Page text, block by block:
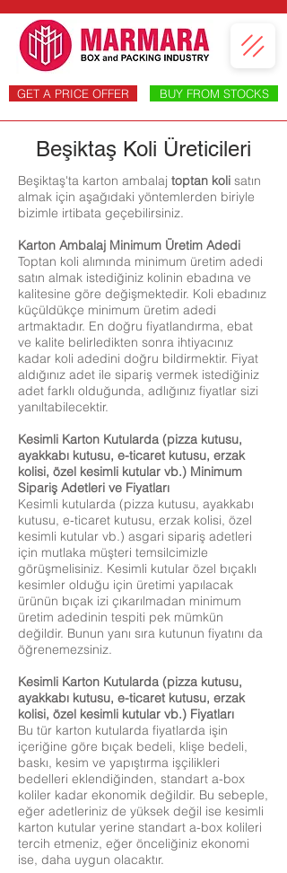
GET A PRICE OFFER BUY FROM STOCKS
Beşiktaş Koli Üreticileri
Beşiktaş'ta karton ambalaj toptan koli satın
almak için aşağıdaki yöntemlerden biriyle
bizimle irtibata geçebilirsiniz.
Karton Ambalaj Minimum Üretim Adedi
Toptan koli alımında minimum üretim adedi
satın almak istediğiniz kolinin ebadına ve
kalitesine göre değişmektedir. Koli ebadınız
küçüldükçe minimum üretim adedi
artmaktadır. En doğru fiyatlandırma, ebat
ve kalite belirledikten sonra ihtiyacınız
kadar koli adedini doğru bildirmektir. Fiyat
aldığınız adet ile sipariş vermek istediğiniz
adet farklı olduğunda, adlığınız fiyatlar sizi
yanıltabilecektir.
Kesimli Karton Kutularda (pizza kutusu,
ayakkabı kutusu, e-ticaret kutusu, erzak
kolisi, özel kesimli kutular vb.) Minimum
Sipariş Adetleri ve Fiyatları
Kesimli kutularda (pizza kutusu, ayakkabı
kutusu, e-ticaret kutusu, erzak kolisi, özel
kesimli kutular vb.) asgari sipariş adetleri
için mutlaka müşteri temsilcimizle
görüşmelisiniz. Kesimli kutular özel bıçaklı
kesimler olduğu için üretimi yapılacak
ürünün bıçak izi çıkarılmadan minimum
üretim adedinin tespiti pek mümkün
değildir. Bunun yanı sıra kutunun fiyatını da
öğrenemezsiniz.
Kesimli Karton Kutularda (pizza kutusu,
ayakkabı kutusu, e-ticaret kutusu, erzak
kolisi, özel kesimli kutular vb.) Fiyatları
Bu tür karton kutularda fiyatlarda işin
içeriğine göre bıçak bedeli, klişe bedeli,
baskı, kesim ve yapıştırma işçilikleri
bedelleri eklendiğinden, standart a-box
koliler kadar ekonomik değildir. Bu sebeple,
eğer adetleriniz de yüksek değil ise kesimli
karton kutular yerine standart a-box kolileri
tercih etmeniz, eğer önceliğiniz ekonomi
ise, daha uygun olacaktır.